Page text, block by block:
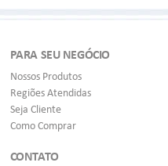
PARA SEU NEGÓCIO
Nossos Produtos
Regiões Atendidas
Seja Cliente
Como Comprar
CONTATO